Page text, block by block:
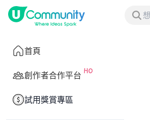
首頁
創作者合作平台
試用獎賞專區